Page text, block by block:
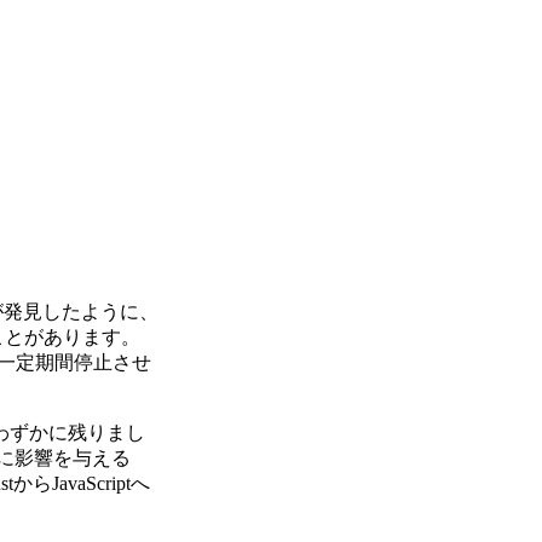
見したように、
があります。
定期間停止させ
ずかに残りまし
影響を与える
らJavaScriptへ